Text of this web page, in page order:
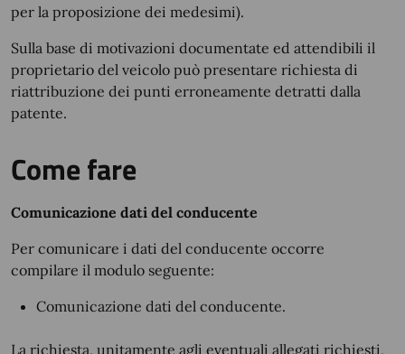
per la proposizione dei medesimi).
Sulla base di motivazioni documentate ed attendibili il
proprietario del veicolo può presentare richiesta di
riattribuzione dei punti erroneamente detratti dalla
patente.
Come fare
Comunicazione dati del conducente
Per comunicare i dati del conducente occorre
compilare il modulo seguente:
Comunicazione dati del conducente.
La richiesta, unitamente agli eventuali allegati richiesti,